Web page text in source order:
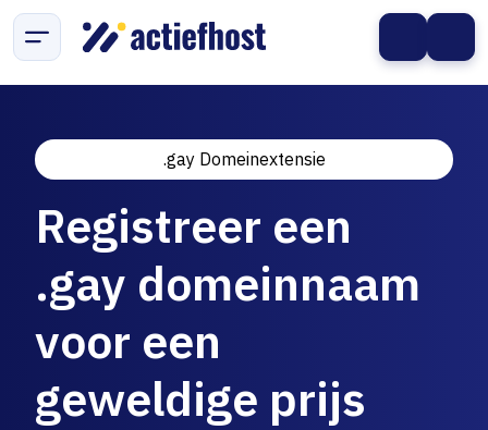
.gay Domeinextensie
Registreer een
.gay domeinnaam
voor een
geweldige prijs